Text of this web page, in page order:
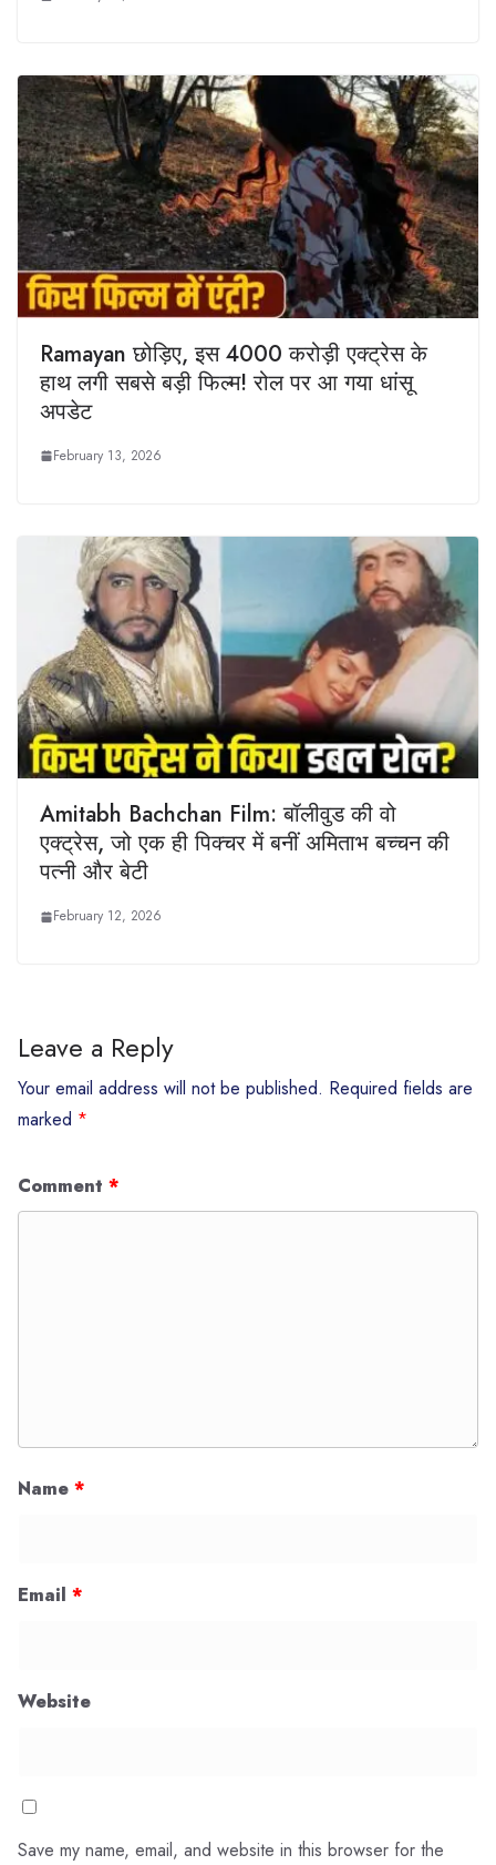
Ramayan छोड़िए, इस 4000 करोड़ी एक्ट्रेस के
हाथ लगी सबसे बड़ी फिल्म! रोल पर आ गया धांसू
अपडेट
February 13, 2026
Amitabh Bachchan Film: बॉलीवुड की वो
एक्ट्रेस, जो एक ही पिक्चर में बनीं अमिताभ बच्चन की
पत्नी और बेटी
February 12, 2026
Leave a Reply
Your email address will not be published. Required fields are
marked *
Comment *
Name *
Email *
Website
Save my name, email, and website in this browser for the